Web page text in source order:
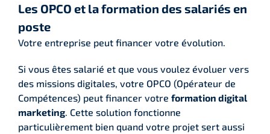
Les OPCO et la formation des salariés en
poste
Votre entreprise peut financer votre évolution.
Si vous êtes salarié et que vous voulez évoluer vers
des missions digitales, votre OPCO (Opérateur de
Compétences) peut financer votre formation digital
marketing . Cette solution fonctionne
particulièrement bien quand votre projet sert aussi